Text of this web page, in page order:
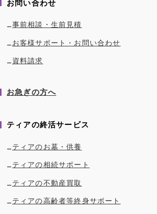
お問い合わせ
事前相談・生前見積
お客様サポート・お問い合わせ
資料請求
お急ぎの方へ
ティアの終活サービス
ティアのお墓・供養
ティアの相続サポート
ティアの不動産買取
ティアの高齢者等終身サポート